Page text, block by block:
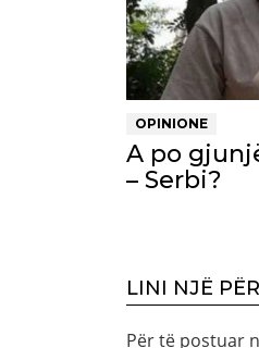
OPINIONE
A po
– Serbi?
LINI NJË
Për të postuar